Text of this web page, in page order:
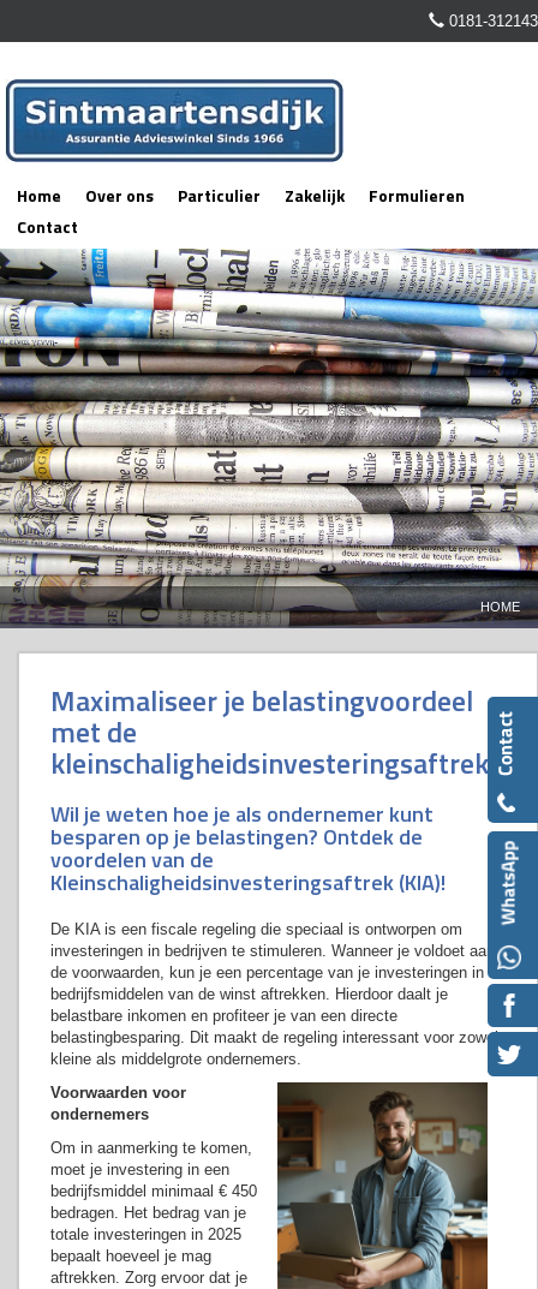
0181-312143
Home Over ons Particulier Zakelijk
Formulieren
Contact
HOME
Maximaliseer je belastingvoordeel
met de
kleinschaligheidsinvesteringsaftrek
Wil je weten hoe je als ondernemer kunt
besparen op je belastingen? Ontdek de
voordelen van de
Kleinschaligheidsinvesteringsaftrek (KIA)!
De KIA is een fiscale regeling die speciaal is ontworpen om
investeringen in bedrijven te stimuleren. Wanneer je voldoet aan
de voorwaarden, kun je een percentage van je investeringen in
bedrijfsmiddelen van de winst aftrekken. Hierdoor daalt je
belastbare inkomen en profiteer je van een directe
belastingbesparing. Dit maakt de regeling interessant voor zowel
kleine als middelgrote ondernemers.
Voorwaarden voor
ondernemers
Om in aanmerking te komen,
moet je investering in een
bedrijfsmiddel minimaal € 450
bedragen. Het bedrag van je
totale investeringen in 2025
bepaalt hoeveel je mag
aftrekken. Zorg ervoor dat je